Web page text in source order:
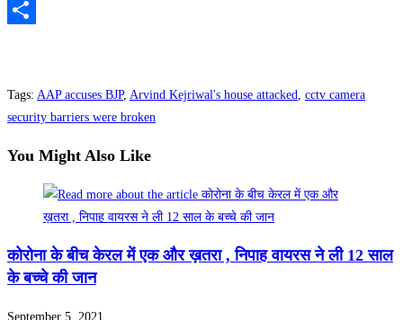
Telegram
Tags: AAP accuses BJP, Arvind Kejriwal's house attacked, cctv camera
security barriers were broken
You Might Also Like
कोरोना के बीच केरल में एक और ख़तरा , निपाह वायरस ने ली 12 साल
के बच्चे की जान
September 5, 2021